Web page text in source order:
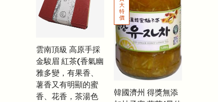
雲南頂級 高原手採
金駿眉 紅茶(香氣幽
雅多變，有果香、
薯香又有明顯的蜜
香、花香，茶湯色
韓國濟州 得獎無添